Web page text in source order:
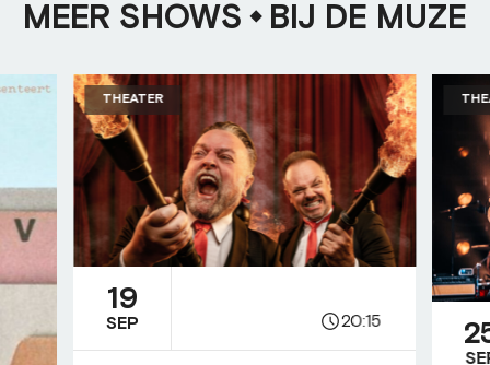
MEER SHOWS BIJ DE MUZE
THEATER
19
SEP 20:15